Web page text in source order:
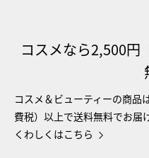
コスメなら2,500円
コスメ＆ビューティーの商品
費税）以上で送料無料でお届
くわしくはこちら